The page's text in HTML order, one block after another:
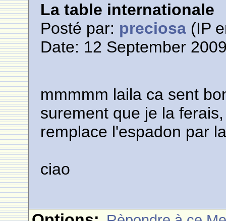
La table internationale
Posté par: preciosa (IP
Date: 12 September
mmmmm laila ca sent
surement que je la
remplace l'espadon par
ciao